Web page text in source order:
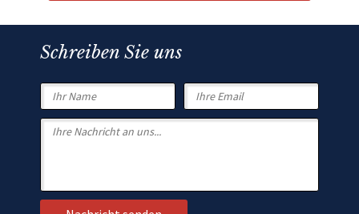
Schreiben Sie uns